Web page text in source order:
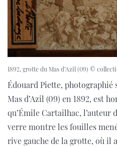
1892, grotte du Mas d’Azil (09) ©
Édouard Piette, photographié
Mas d’Azil (09) en 1892, est
qu’Émile Cartailhac, l’auteur
verre montre les fouilles
rive gauche de la grotte, où il